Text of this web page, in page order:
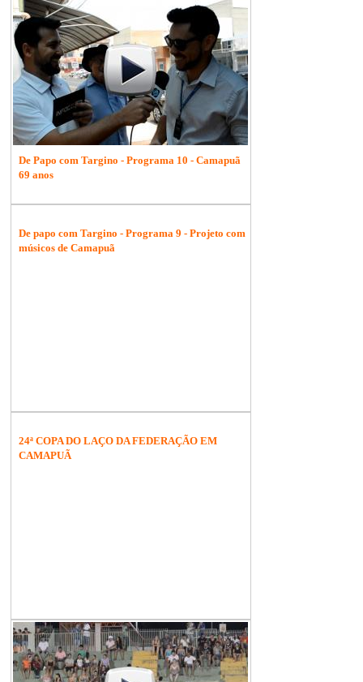
De Papo com Targino - Programa 10 - Camapuã
69 anos
De papo com Targino - Programa 9 - Projeto com
músicos de Camapuã
24ª COPA DO LAÇO DA FEDERAÇÃO EM
CAMAPUÃ